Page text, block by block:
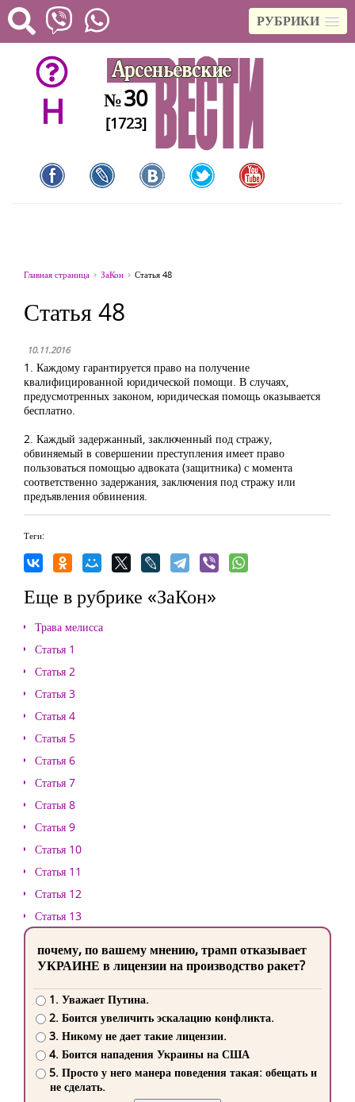
РУБРИКИ
H №30
[1723]
Главная страница ЗаКон Статья 48
Статья 48
10.11.2016
1. Каждому гарантируется право на получение
квалифицированной юридической помощи. В случаях,
предусмотренных законом, юридическая помощь оказывается
бесплатно.
2. Каждый задержанный, заключенный под стражу,
обвиняемый в совершении преступления имеет право
пользоваться помощью адвоката (защитника) с момента
соответственно задержания, заключения под стражу или
предъявления обвинения.
Теги:
Еще в рубрике «ЗаКон»
Трава мелисса
Статья 1
Статья 2
Статья 3
Статья 4
Статья 5
Статья 6
Статья 7
Статья 8
Статья 9
Статья 10
Статья 11
Статья 12
Статья 13
почему, по вашему мнению, трамп отказывает
УКРАИНЕ в лицензии на производство ракет?
1. Уважает Путина.
2. Боится увеличить эскалацию конфликта.
3. Никому не дает такие лицензии.
4. Боится нападения Украины на США
5. Просто у него манера поведения такая: обещать и
не сделать.